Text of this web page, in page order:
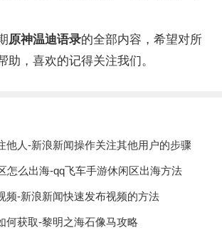
原神温迪语录的全部内容，希望对所
助，喜欢的记得关注我们。
他人-新浪新闻操作关注其他用户的步骤
怎么出海-qq飞车手游休闲区出海方法
频-新浪新闻快速发布视频的方法
何获取-黎明之海石像马攻略